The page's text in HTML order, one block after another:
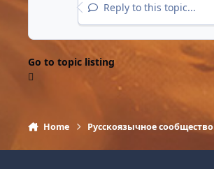
Reply to this topic...
Go to topic listing
Home Русскоязычное сообщество